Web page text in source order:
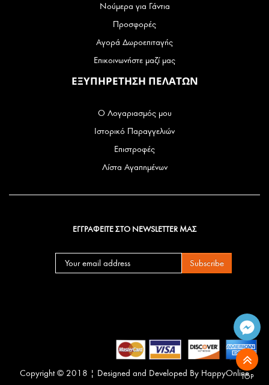
Νούμερα για Γάντια
Προσφορές
Αγορά Δωροεπιταγής
Επικοινωνήστε μαζί μας
ΕΞΥΠΗΡΕΤΗΣΗ ΠΕΛΑΤΩΝ
Ο Λογαριασμός μου
Ιστορικό Παραγγελιών
Επιστροφές
Λίστα Αγαπημένων
TOP
ΕΓΓΡΑΦΕΙΤΕ ΣΤΟ NEWSLETTER ΜΑΣ
Subscribe
Copyright © 2018 | Designed and Developed By HappyOnline